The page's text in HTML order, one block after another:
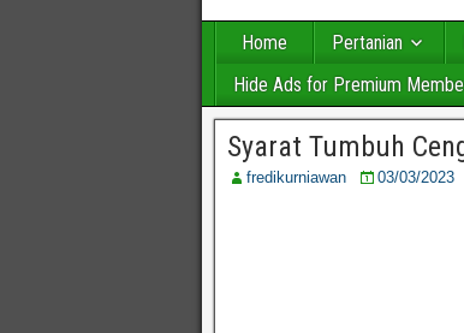
Home Pertanian
Hide Ads for Premium
Syarat Tumbuh
fredikurniawan 03/03/2023